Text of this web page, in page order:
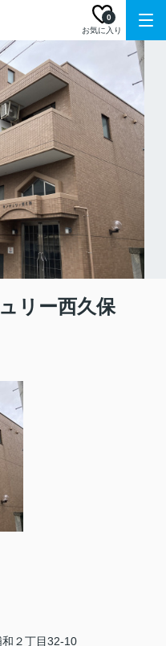
お気に入り
0
リー西久保
２丁目32-10